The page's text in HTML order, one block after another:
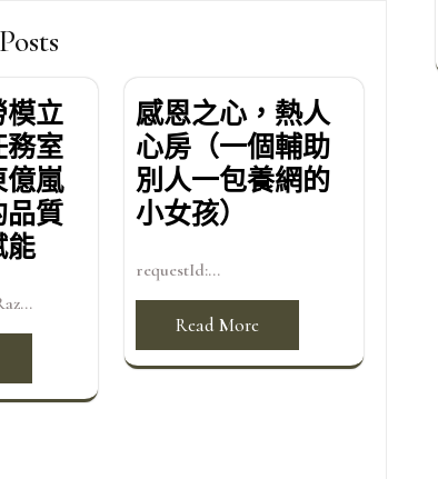
模立
務室
億嵐
品質
能
感恩之心，熱人
心房（一個輔助
別人一包養網的
小女孩）
requestId:...
Read More